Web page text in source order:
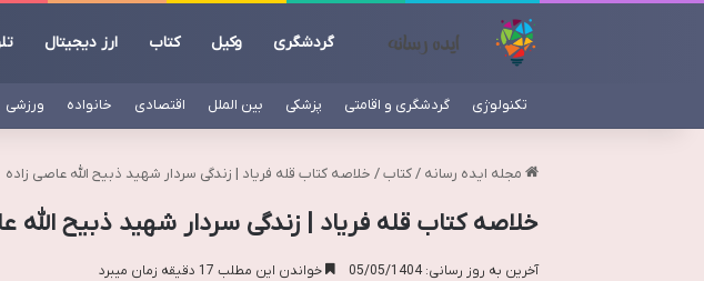
گردشگری وکیل کتاب ارز دیجیتال
تکنولوژی گردشگری و اقامتی پزشکی بین الملل اقتصادی خانواده ورزشی
مجله ایده رسانه / کتاب / خلاصه کتاب قله فریاد | زندگی سردار شهید ذبیح الله عاصی زاده
خلاصه کتاب قله فریاد | زندگی سردار شهید ذبیح الله
آخرین به روز رسانی: 05/05/1404 خواندن این مطلب 17 دقیقه زمان میبرد